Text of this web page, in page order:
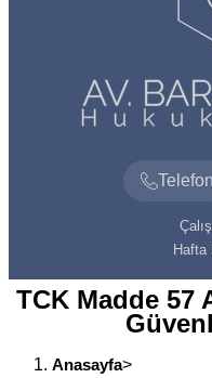
Telefon
Hafta
TCK Madde 57
Anasayfa>